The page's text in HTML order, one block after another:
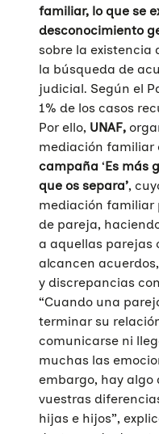
familiar, lo que se
desconocimiento
sobre la existencia
la búsqueda de
judicial. Según el
1% de los casos
Por ello, UNAF,
mediación familiar
campaña ‘Es más
que os separa’,
mediación familiar
de pareja,
a aquellas parejas
alcancen
y discrepancias
“Cuando una
terminar su
comunicarse ni
muchas las
embargo, hay algo
vuestras
hijas e hijos”,